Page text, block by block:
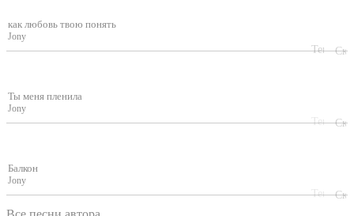
как любовь твою понять
Jony
Ты меня пленила
Jony
Балкон
Jony